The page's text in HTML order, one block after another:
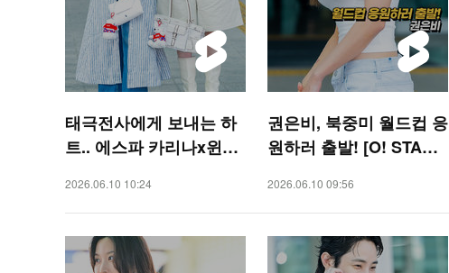
태극전사에게 보내는 하
트.. 에스파 카리나x윈터
2026.06.10 10:24
권은비, 북중미 월드컵 응
원하러 출발! [O! STAR
2026.06.10 09:56